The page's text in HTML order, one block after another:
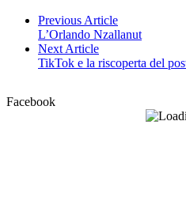
Previous Article
L’Orlando Nzallanut
Next Article
TikTok e la riscoperta del
Facebook